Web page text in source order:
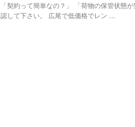
「契約って簡単なの？」 「荷物の保管状態
認して下さい。 広尾で低価格でレン ...